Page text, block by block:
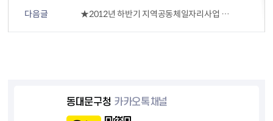
다음글 ★2012년 하반기 지역공동체일자리사업 추가모집 공고★
동대문구청 카카오톡채널